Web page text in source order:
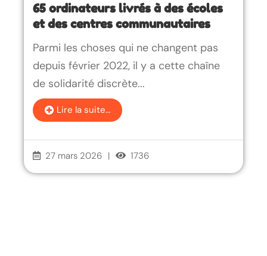
65 ordinateurs livrés à des écoles
et des centres communautaires
27 mars 2026 | 1736
Parmi les choses qui ne changent pas
depuis février 2022, il y a cette chaîne
de solidarité discrète...
Lire la suite…